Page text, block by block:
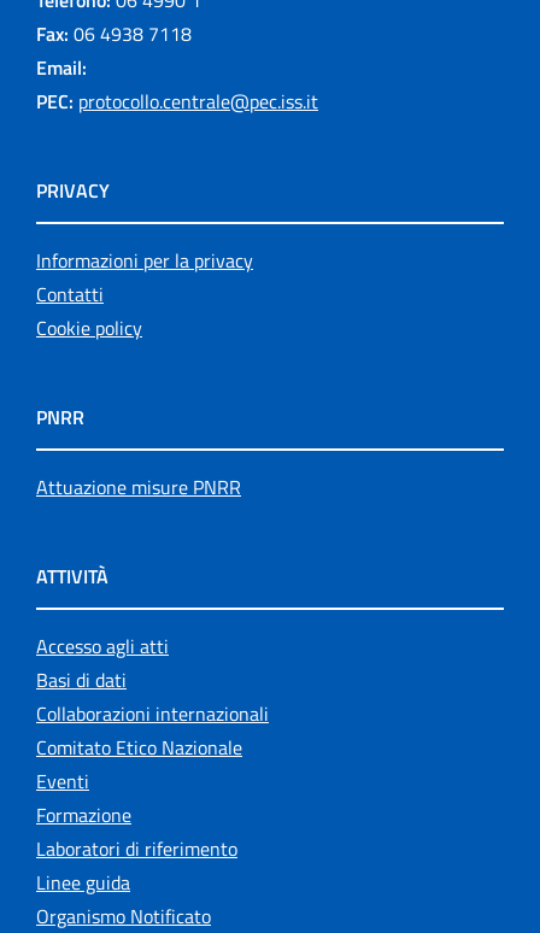
Fax: 06 4938 7118
Email:
PEC: protocollo.centrale@pec.iss.it
PRIVACY
Informazioni per la privacy
Contatti
Cookie policy
PNRR
Attuazione misure PNRR
ATTIVITÀ
Accesso agli atti
Basi di dati
Collaborazioni internazionali
Comitato Etico Nazionale
Eventi
Formazione
Laboratori di riferimento
Linee guida
Organismo Notificato